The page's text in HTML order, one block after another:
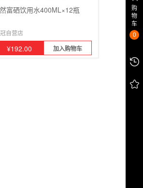
富硒饮用水400ML×12瓶
自营店
¥192.00 加入购物车
购
物
车
0